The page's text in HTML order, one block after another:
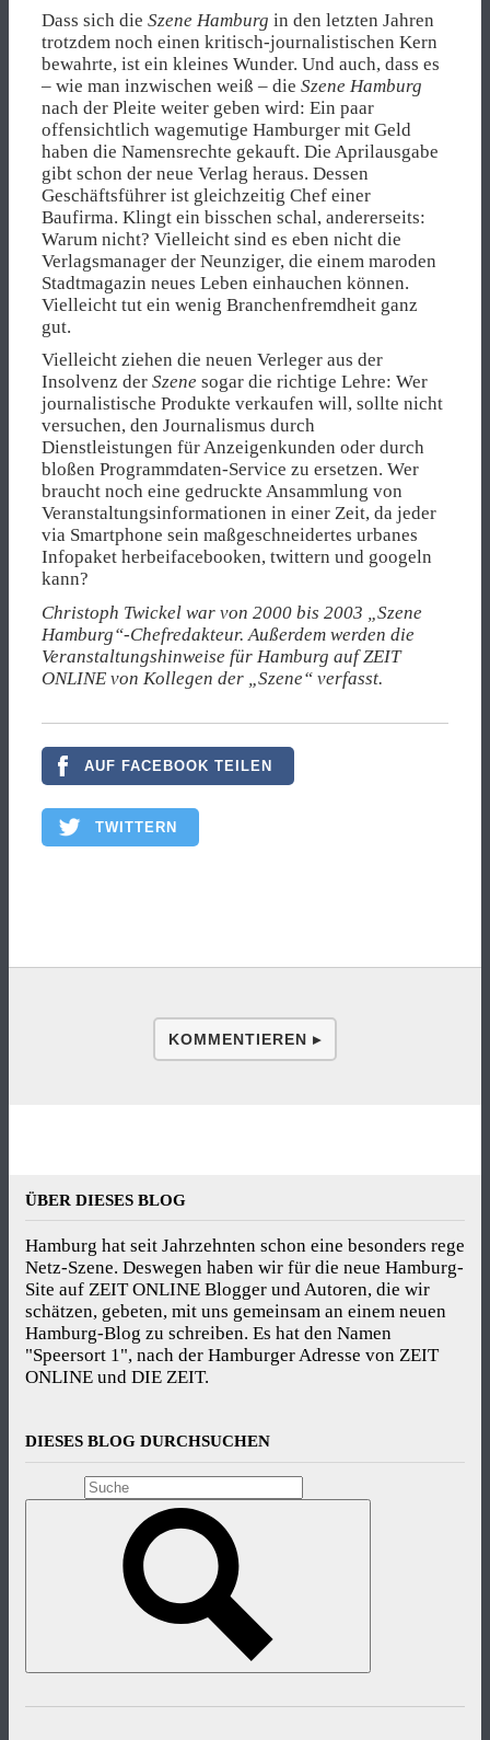
Dass sich die Szene Hamburg in den letzten Jahren
trotzdem noch einen kritisch-journalistischen Kern
bewahrte, ist ein kleines Wunder. Und auch, dass es
– wie man inzwischen weiß – die Szene Hamburg
nach der Pleite weiter geben wird: Ein paar
offensichtlich wagemutige Hamburger mit Geld
haben die Namensrechte gekauft. Die Aprilausgabe
gibt schon der neue Verlag heraus. Dessen
Geschäftsführer ist gleichzeitig Chef einer
Baufirma. Klingt ein bisschen schal, andererseits:
Warum nicht? Vielleicht sind es eben nicht die
Verlagsmanager der Neunziger, die einem maroden
Stadtmagazin neues Leben einhauchen können.
Vielleicht tut ein wenig Branchenfremdheit ganz
gut.
Vielleicht ziehen die neuen Verleger aus der
Insolvenz der Szene sogar die richtige Lehre: Wer
journalistische Produkte verkaufen will, sollte nicht
versuchen, den Journalismus durch
Dienstleistungen für Anzeigenkunden oder durch
bloßen Programmdaten-Service zu ersetzen. Wer
braucht noch eine gedruckte Ansammlung von
Veranstaltungsinformationen in einer Zeit, da jeder
via Smartphone sein maßgeschneidertes urbanes
Infopaket herbeifacebooken, twittern und googeln
kann?
Christoph Twickel war von 2000 bis 2003 „Szene
Hamburg“-Chefredakteur. Außerdem werden die
Veranstaltungshinweise für Hamburg auf ZEIT
ONLINE von Kollegen der „Szene“ verfasst.
AUF FACEBOOK TEILEN
TWITTERN
KOMMENTIEREN ▸
ÜBER DIESES BLOG
Hamburg hat seit Jahrzehnten schon eine besonders rege
Netz-Szene. Deswegen haben wir für die neue Hamburg-
Site auf ZEIT ONLINE Blogger und Autoren, die wir
schätzen, gebeten, mit uns gemeinsam an einem neuen
Hamburg-Blog zu schreiben. Es hat den Namen
"Speersort 1", nach der Hamburger Adresse von ZEIT
ONLINE und DIE ZEIT.
DIESES BLOG DURCHSUCHEN